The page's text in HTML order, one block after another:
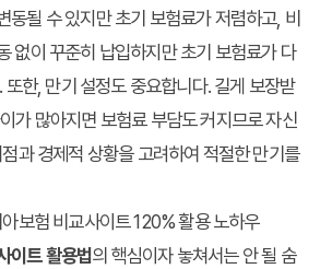
동될 수 있지만 초기 보험료가 저렴하고, 비
없이 꾸준히 납입하지만 초기 보험료가 다
또한, 만기 설정도 중요합니다. 길게 보장받
가 많아지면 보험료 부담도 커지므로 자신
과 경제적 상황을 고려하여 적절한 만기를
보험 비교사이트 120% 활용 노하우
이트 활용법의 핵심이자 놓쳐서는 안 될 숨